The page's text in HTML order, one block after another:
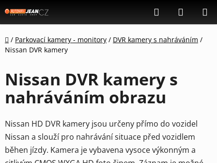
na
obsah
Hledat
KOŠÍK
Domů
/ Parkovací kamery - monitory / DVR kamery s nahráváním /
Nissan DVR kamery
Nissan DVR kamery s
nahráváním obrazu
Nissan HD DVR kamery jsou určeny přímo do vozidel
Nissan a slouží pro nahrávání situace před vozidlem
běhen jízdy. Kamera je vybavena vysoce výkonným a